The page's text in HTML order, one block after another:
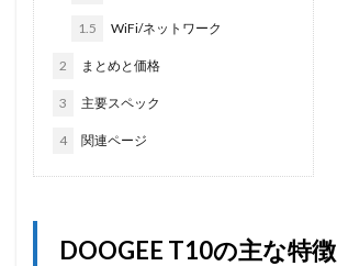
1.5 WiFi/ネットワーク
2 まとめと価格
3 主要スペック
4 関連ページ
DOOGEE T10の主な特徴